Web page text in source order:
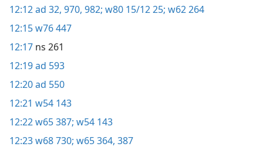
12:12ad 32, 970, 982; w80 15/12 25; w62 264
12:15w76 447
12:17 ns 261
12:19ad 593
12:20ad 550
12:21 w54 143
12:22w65 387; w54 143
12:23w68 730; w65 364, 387